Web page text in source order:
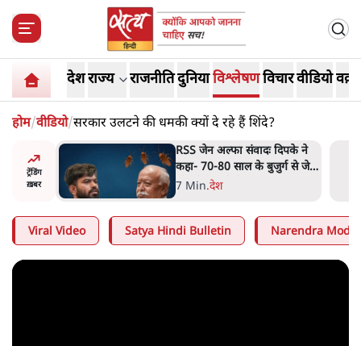
देशराज्य राजनीतिदुनियाविश्लेषणविचारवीडियो
होम/वीडियो/सरकार उलटने की धमकी क्यों दे रहे हैं शिंदे?
ट्रेंडिंग
ख़बर
ने
से जेन
'गूंगी गुड़िया' वाले तंज पर एनसीपी
ने कांग्रेस से पूछा- क्या आप इंदिरा
गांधी का अपमान सही मानते हैं?
5 Min.महाराष्ट्र
Viral Video Satya Hindi Bulletin Narendra Modi